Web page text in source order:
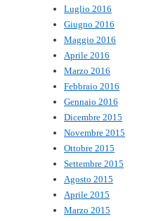
Luglio 2016
Giugno 2016
Maggio 2016
Aprile 2016
Marzo 2016
Febbraio 2016
Gennaio 2016
Dicembre 2015
Novembre 2015
Ottobre 2015
Settembre 2015
Agosto 2015
Aprile 2015
Marzo 2015